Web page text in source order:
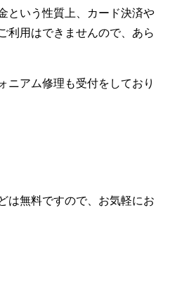
という性質上、カード決済や
利用はできませんので、あら
ニアム修理も受付をしており
は無料ですので、お気軽にお